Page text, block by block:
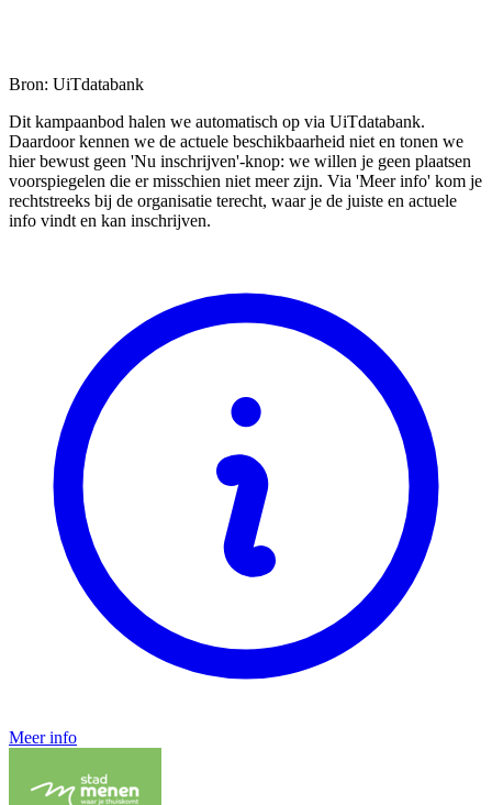
Bron: UiTdatabank
Dit kampaanbod halen we automatisch op via UiTdatabank.
Daardoor kennen we de actuele beschikbaarheid niet en tonen we
hier bewust geen 'Nu inschrijven'-knop: we willen je geen plaatsen
voorspiegelen die er misschien niet meer zijn. Via 'Meer info' kom je
rechtstreeks bij de organisatie terecht, waar je de juiste en actuele
info vindt en kan inschrijven.
Meer info